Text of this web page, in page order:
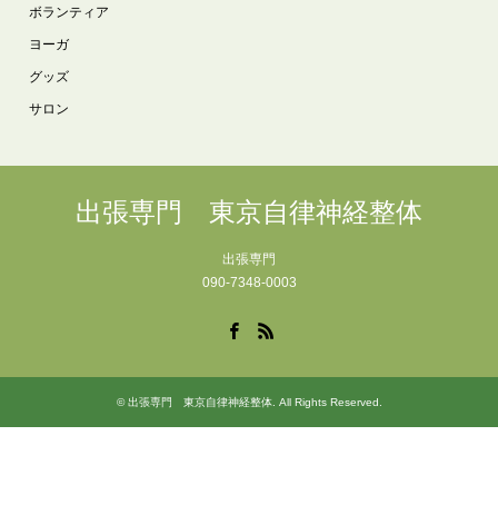
ボランティア
ヨーガ
グッズ
サロン
出張専門 東京自律神経整体
出張専門
090-7348-0003
©出張専門 東京自律神経整体. All Rights Reserved.